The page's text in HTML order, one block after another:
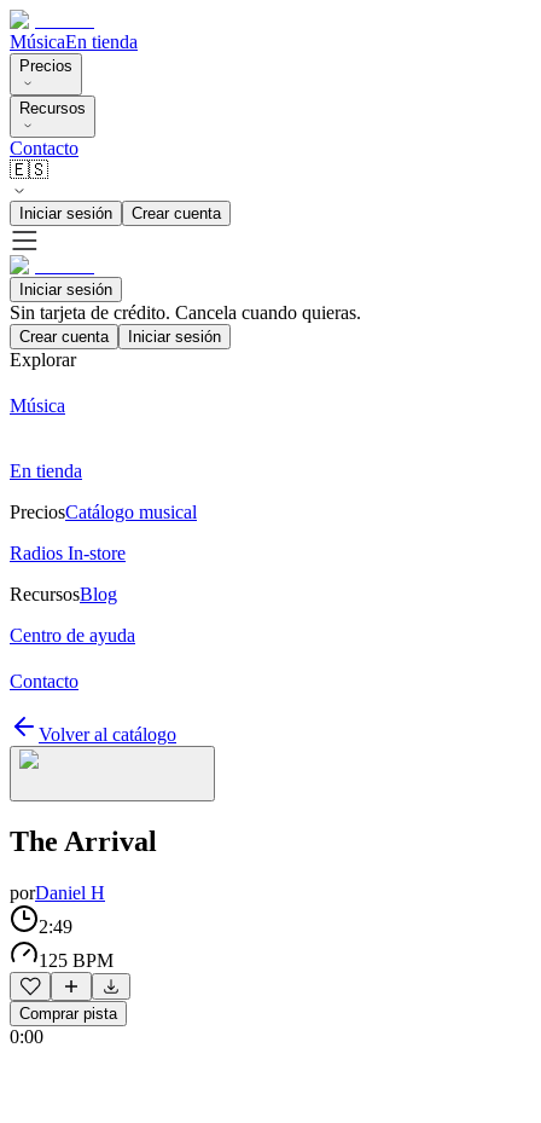
MúsicaEn tienda
Precios
Recursos
Contacto
🇪🇸
Iniciar sesión Crear cuenta
Iniciar sesión
Sin tarjeta de crédito. Cancela cuando quieras.
Crear cuenta Iniciar sesión
Explorar
Música
En tienda
PreciosCatálogo musical
Radios In-store
RecursosBlog
Centro de ayuda
Contacto
Volver al catálogo
The Arrival
porDaniel H
2:49
125 BPM
Comprar pista
0:00